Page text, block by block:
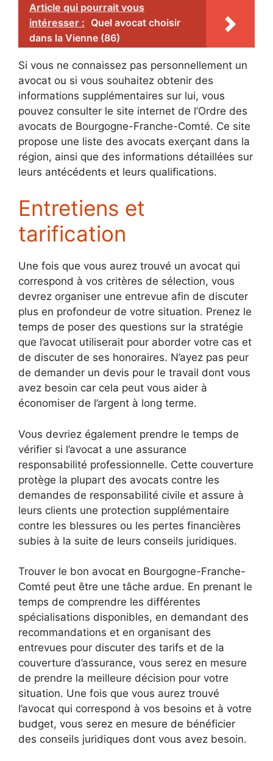
Article qui pourrait vous
intéresser : Quel avocat choisir
dans la Vienne (86)
Si vous ne connaissez pas personnellement un
avocat ou si vous souhaitez obtenir des
informations supplémentaires sur lui, vous
pouvez consulter le site internet de l’Ordre des
avocats de Bourgogne-Franche-Comté. Ce site
propose une liste des avocats exerçant dans la
région, ainsi que des informations détaillées sur
leurs antécédents et leurs qualifications.
Entretiens et
tarification
Une fois que vous aurez trouvé un avocat qui
correspond à vos critères de sélection, vous
devrez organiser une entrevue afin de discuter
plus en profondeur de votre situation. Prenez le
temps de poser des questions sur la stratégie
que l’avocat utiliserait pour aborder votre cas et
de discuter de ses honoraires. N’ayez pas peur
de demander un devis pour le travail dont vous
avez besoin car cela peut vous aider à
économiser de l’argent à long terme.
Vous devriez également prendre le temps de
vérifier si l’avocat a une assurance
responsabilité professionnelle. Cette couverture
protège la plupart des avocats contre les
demandes de responsabilité civile et assure à
leurs clients une protection supplémentaire
contre les blessures ou les pertes financières
subies à la suite de leurs conseils juridiques.
Trouver le bon avocat en Bourgogne-Franche-
Comté peut être une tâche ardue. En prenant le
temps de comprendre les différentes
spécialisations disponibles, en demandant des
recommandations et en organisant des
entrevues pour discuter des tarifs et de la
couverture d’assurance, vous serez en mesure
de prendre la meilleure décision pour votre
situation. Une fois que vous aurez trouvé
l’avocat qui correspond à vos besoins et à votre
budget, vous serez en mesure de bénéficier
des conseils juridiques dont vous avez besoin.